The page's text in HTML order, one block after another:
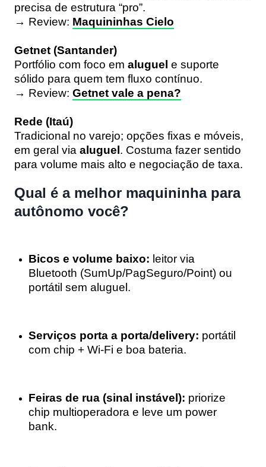
precisa de estrutura “pro”.
→ Review: Maquininhas Cielo
Getnet (Santander)
Portfólio com foco em aluguel e suporte
sólido para quem tem fluxo contínuo.
→ Review: Getnet vale a pena?
Rede (Itaú)
Tradicional no varejo; opções fixas e móveis,
em geral via aluguel . Costuma fazer sentido
para volume mais alto e negociação de taxa.
Qual é a melhor maquininha para
autônomo você?
Bicos e volume baixo: leitor via
Bluetooth (SumUp/PagSeguro/Point) ou
portátil sem aluguel.
Serviços porta a porta/delivery: portátil
com chip + Wi-Fi e boa bateria.
Feiras de rua (sinal instável): priorize
chip multioperadora e leve um power
bank.